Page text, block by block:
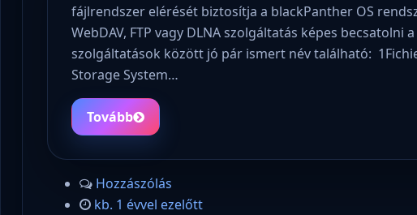
fájlrendszer elérését biztosítja a blackPanther OS
WebDAV, FTP vagy DLNA szolgáltatás képes
szolgáltatások között jó pár ismert név található:
Storage System…
Tovább
Hozzászólás
kb. 1 évvel ezelőtt